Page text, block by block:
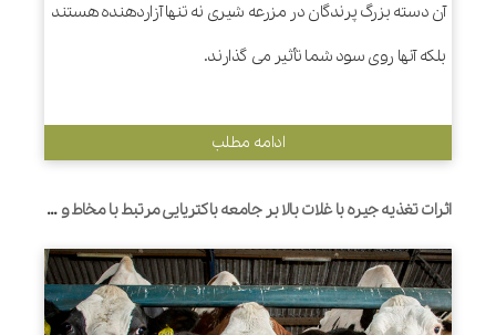
آن دسته بزرگ پرندگان در مزرعه شیری نه تنها آزاردهنده هستند
بلکه آنها روی سود شما تأثیر می گذارند.
ادامه مطلب
اثرات تغذیه جیره با غلات بالا بر جامعه باکتریایی مرتبط با مخاط و بیان ژن پروتئین های اتصال محکم و سایتوکین های التهابی در روده کوچک گاوهای شیری